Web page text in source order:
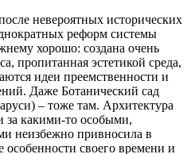
невероятных исторических
реформ системы
хорошо: создана очень
пропитанная эстетикой среда,
идеи преемственности и
Даже Ботанический сад
– тоже там. Архитектура
за какими-то особыми,
неизбежно привносила в
особенности своего времени и